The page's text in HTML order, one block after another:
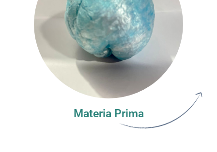
Materia Prima